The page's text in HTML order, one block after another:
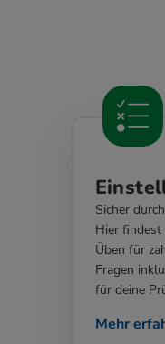
Sicher
Hier findest
Üben für
Fragen
für deine
Mehr